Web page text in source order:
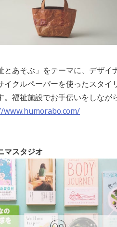
とあそぶ」をテーマに、デザ
イクルペーパーを使ったスタイ
。福祉施設でお手伝いをしなが
www.humorabo.com/
マスタジオ